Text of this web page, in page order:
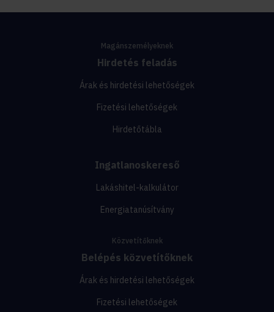
Magánszemélyeknek
Hirdetés feladás
Árak és hirdetési lehetőségek
Fizetési lehetőségek
Hirdetőtábla
Ingatlanoskereső
Lakáshitel-kalkulátor
Energiatanúsítvány
Közvetítőknek
Belépés közvetítőknek
Árak és hirdetési lehetőségek
Fizetési lehetőségek